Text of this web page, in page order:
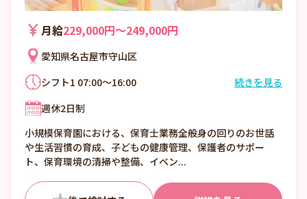
月給229,000円〜249,000円
愛知県名古屋市守山区
シフト1 07:00～16:00
シフト3 10:00～19:00
続きを見る
週休2日制
小規模保育園における、保育士業務全般身の回りのお世話
や生活習慣の育成、子どもの健康管理、保護者のサポー
ト、保育環境の清掃や整備、イベン...